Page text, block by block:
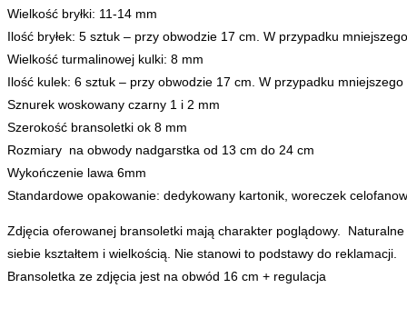
Wielkość bryłki: 11-14 mm
Ilość bryłek: 5 sztuk – przy obwodzie 17 cm. W przypadku
Wielkość turmalinowej kulki: 8 mm
Ilość kulek: 6 sztuk – przy obwodzie 17 cm. W przypadku
Sznurek woskowany czarny 1 i 2 mm
Szerokość bransoletki ok 8 mm
Rozmiary na obwody nadgarstka od 13 cm do 24 cm
Wykończenie lawa 6mm
Standardowe opakowanie: dedykowany kartonik, woreczek
Zdjęcia oferowanej bransoletki mają charakter poglądowy.
siebie kształtem i wielkością. Nie stanowi to podstawy do reklamacji.
Bransoletka ze zdjęcia jest na obwód 16 cm + regulacja